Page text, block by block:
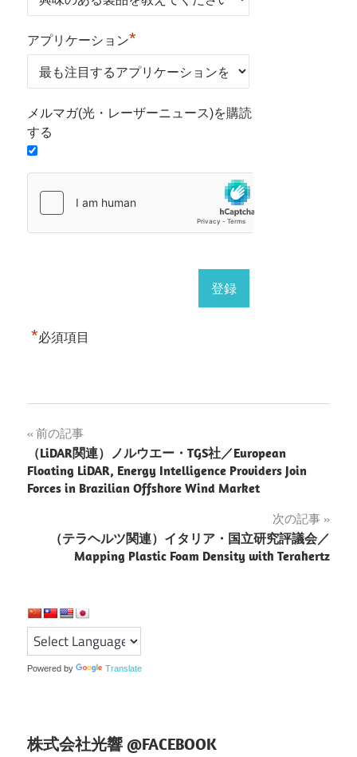
アプリケーション*
メルマガ(光・レーザーニュース)を購読
する
*必須項目
投
稿
ナ
シ
ョ
前の記事
（LiDAR関連）ノルウエー・TGS社／European
Floating LiDAR, Energy Intelligence Providers Join
Forces in Brazilian Offshore Wind Market
次の記事
（テラヘルツ関連）イタリア・国立研究評議会／
Mapping Plastic Foam Density with Terahertz
Powered by Translate
株式会社光響 @FACEBOOK